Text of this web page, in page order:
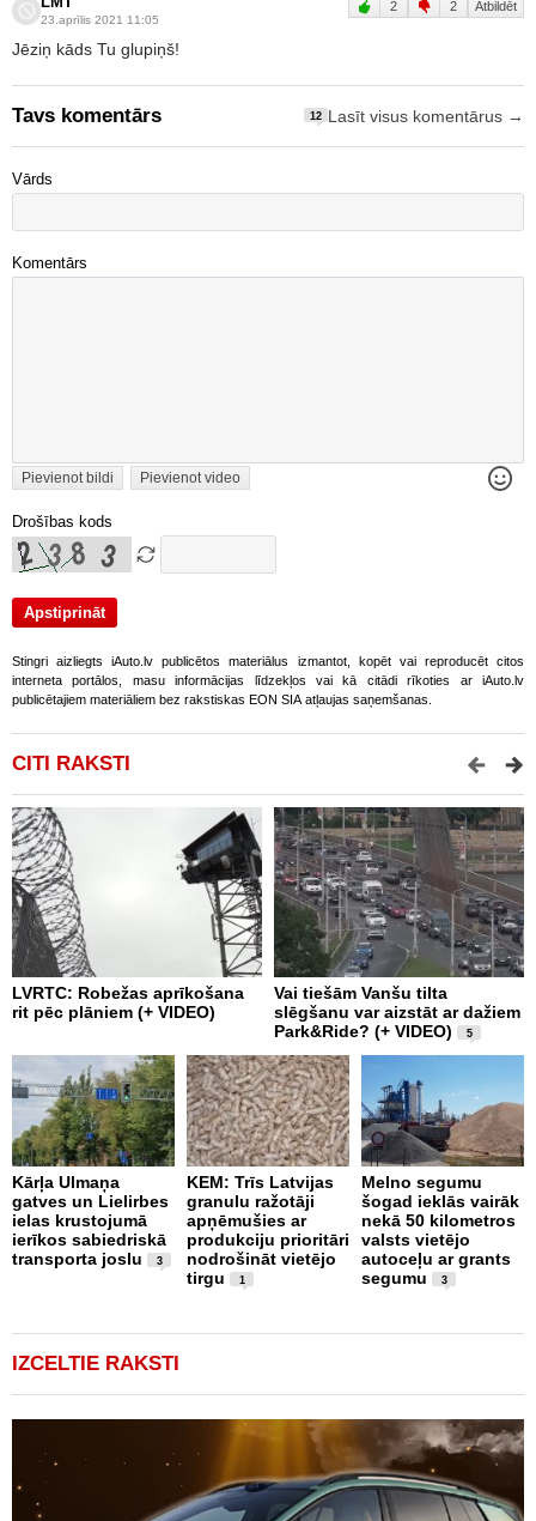
23.aprīlis 2021 11:05
2 2 Atbildēt
Jēziņ kāds Tu glupiņš!
Tavs komentārs 12 Lasīt visus komentārus →
Vārds
Komentārs
Pievienot bildi Pievienot video
Drošības kods
Stingri aizliegts iAuto.lv publicētos materiālus izmantot, kopēt vai reproducēt citos
interneta portālos, masu informācijas līdzekļos vai kā citādi rīkoties ar iAuto.lv
publicētajiem materiāliem bez rakstiskas EON SIA atļaujas saņemšanas.
CITI RAKSTI
LVRTC: Robežas aprīkošana
rit pēc plāniem (+ VIDEO)
Vai tiešām Vanšu tilta
slēgšanu var aizstāt ar dažiem
Park&Ride? (+ VIDEO)
5
Kārļa Ulmaņa
gatves un Lielirbes
ielas krustojumā
ierīkos sabiedriskā
transporta joslu
3
KEM: Trīs Latvijas
granulu ražotāji
apņēmušies ar
produkciju prioritāri
nodrošināt vietējo
tirgu
1
Melno segumu
šogad ieklās vairāk
nekā 50 kilometros
valsts vietējo
autoceļu ar grants
segumu
3
IZCELTIE RAKSTI